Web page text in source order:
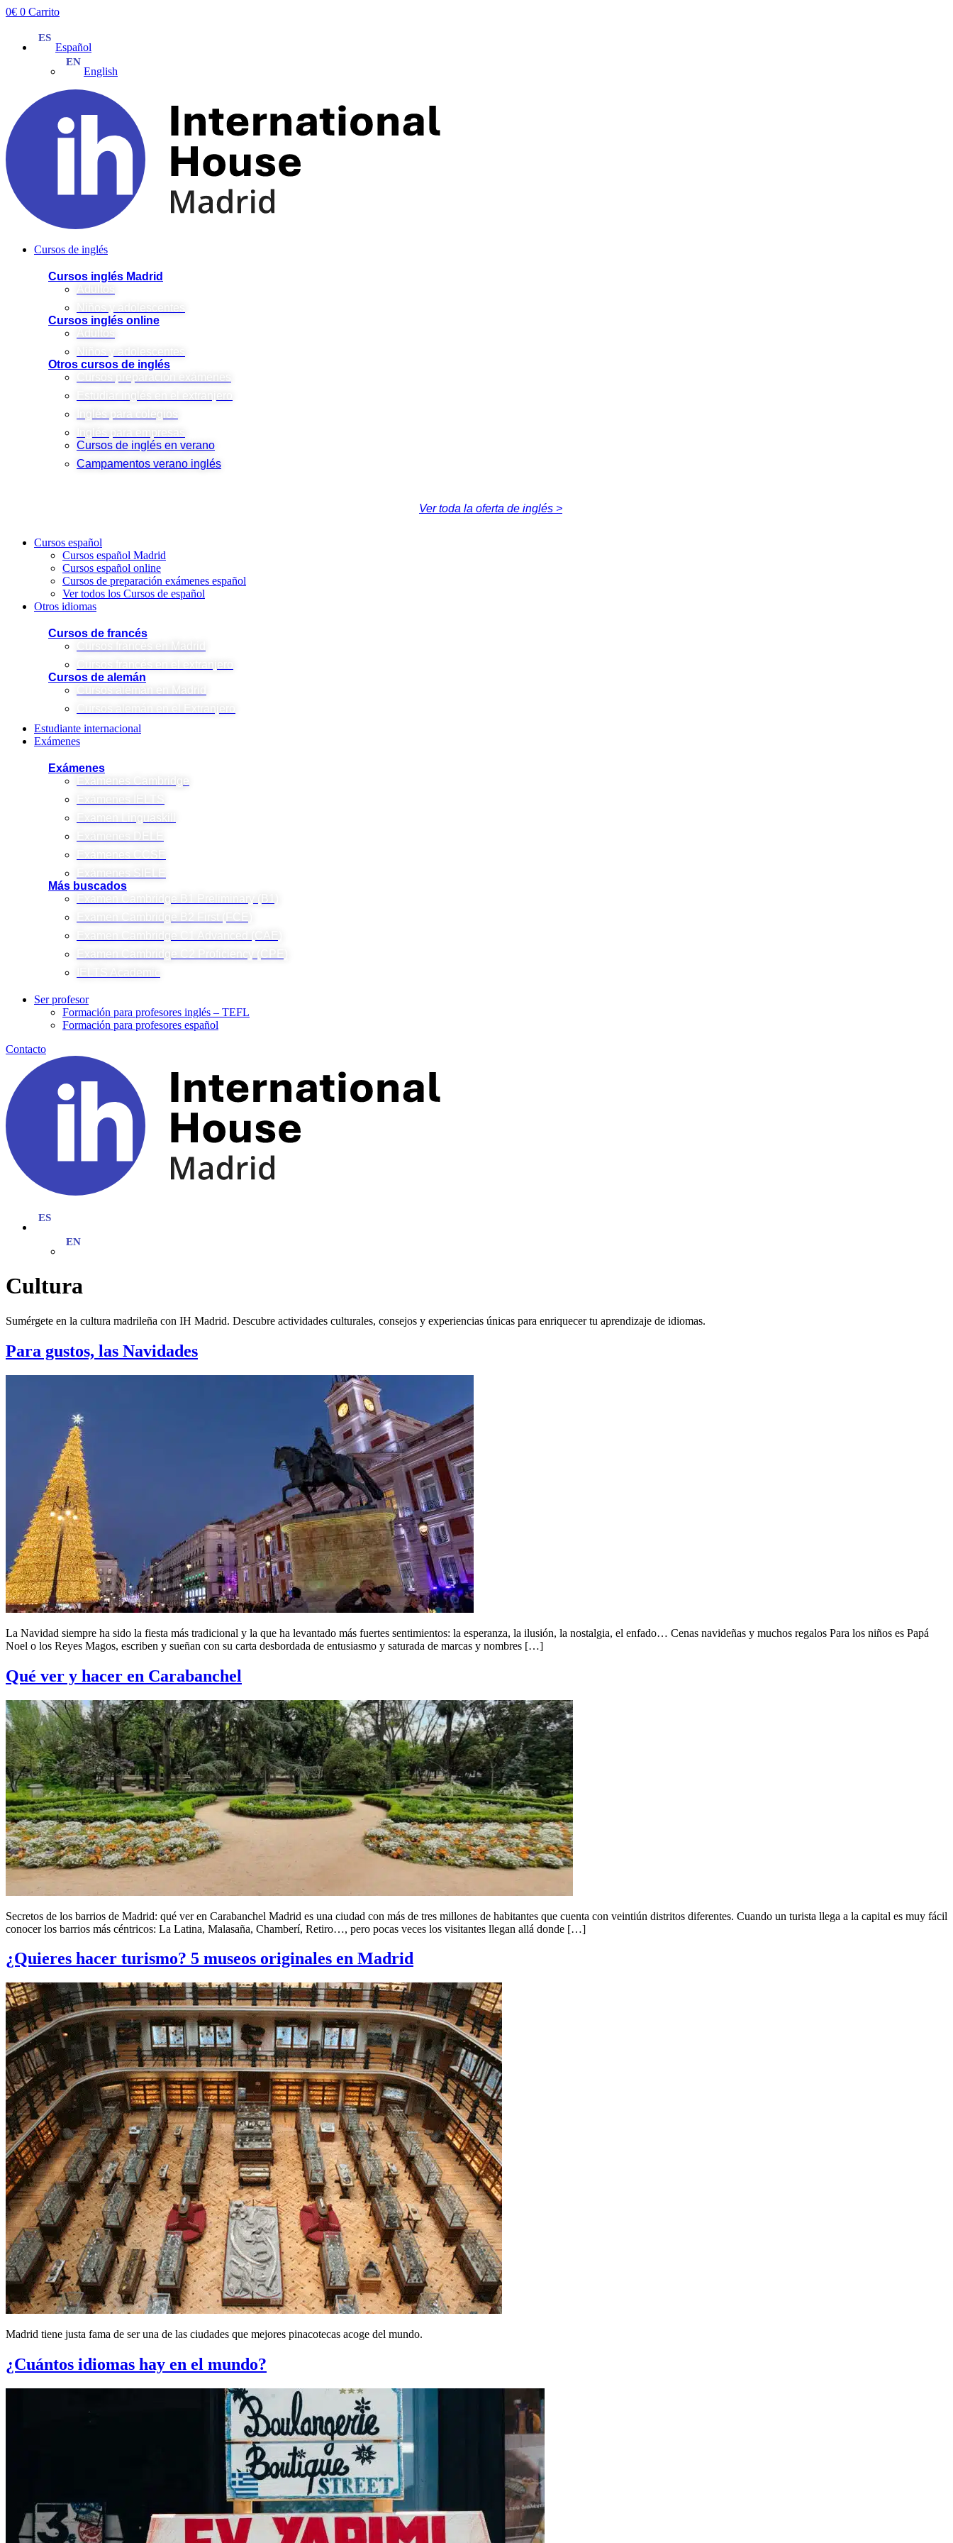
Ir
contenido
0€ 0 Carrito
Español
English
Cursos de inglés
Cursos inglés Madrid
Adultos
Niños y adolescentes
Cursos inglés online
Adultos
Niños y adolescentes
Otros cursos de inglés
Cursos preparación exámenes
Estudiar inglés en el extranjero
Inglés para colegios
Inglés para empresas
Cursos de inglés en verano
Campamentos verano inglés
Ver toda la oferta de inglés >
Cursos español
Cursos español Madrid
Cursos español online
Cursos de preparación exámenes español
Ver todos los Cursos de español
Otros idiomas
Cursos de francés
Cursos francés en Madrid
Cursos de alemán
Cursos alemán en Madrid
Cursos alemán en el Extranjero
Estudiante internacional
Exámenes
Exámenes
Exámenes Cambridge
Exámenes IELTS
Examen Linguaskill
Exámenes DELE
Exámenes CCSE
Exámenes SIELE
Más buscados
Examen Cambridge B1 Preliminary (B1)
Examen Cambridge B2 First (FCE)
Examen Cambridge C1 Advanced (CAE)
Examen Cambridge C2 Proficiency (CPE)
IELTS Academic
Ser profesor
Formación para profesores inglés – TEFL
Formación para profesores español
Contacto
Cultura
Sumérgete en la cultura madrileña con IH Madrid. Descubre actividades culturales, consejos y experiencias únicas para enriquecer tu aprendizaje de idiomas.
Para gustos, las Navidades
La Navidad siempre ha sido la fiesta más tradicional y la que ha levantado más fuertes sentimientos: la esperanza, la ilusión, la nostalgia, el enfado… Cenas navideñas y muchos regalos Para los niños es Papá
Noel o los Reyes Magos, escriben y sueñan con su carta desbordada de entusiasmo y saturada de marcas y nombres […]
Qué ver y hacer en Carabanchel
Secretos de los barrios de Madrid: qué ver en Carabanchel Madrid es una ciudad con más de tres millones de habitantes que cuenta con veintiún distritos diferentes. Cuando un turista llega a la capital es muy fácil
conocer los barrios más céntricos: La Latina, Malasaña, Chamberí, Retiro…, pero pocas veces los visitantes llegan allá donde […]
¿Quieres hacer turismo? 5 museos originales en Madrid
Madrid tiene justa fama de ser una de las ciudades que mejores pinacotecas acoge del mundo.
¿Cuántos idiomas hay en el mundo?